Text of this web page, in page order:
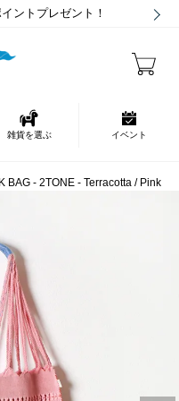
ントプレゼント！
雑貨を選ぶ イベント
BAG - 2TONE - Terracotta / Pink